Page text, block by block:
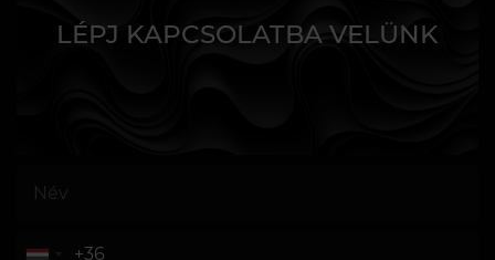
LÉPJ KAPCSOLATBA VELÜNK